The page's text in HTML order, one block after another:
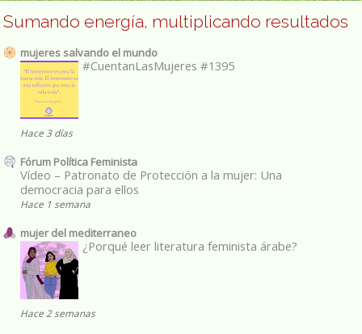
Sumando energía, multiplicando resultados
mujeres salvando el mundo
#CuentanLasMujeres #1395
Hace 3 días
Fórum Política Feminista
Vídeo – Patronato de Protección a la mujer: Una
democracia para ellos
Hace 1 semana
mujer del mediterraneo
¿Porqué leer literatura feminista árabe?
Hace 2 semanas